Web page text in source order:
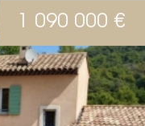
1 090 000 €